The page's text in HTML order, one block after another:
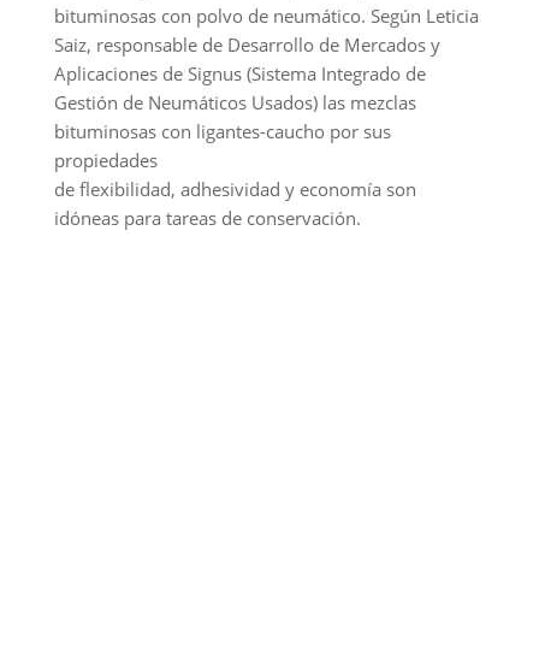
bituminosas con polvo de neumático. Según Leticia
Saiz, responsable de Desarrollo de Mercados y
Aplicaciones de Signus (Sistema Integrado de
Gestión de Neumáticos Usados) las mezclas
bituminosas con ligantes-caucho por sus
propiedades
de flexibilidad, adhesividad y economía son
idóneas para tareas de conservación.